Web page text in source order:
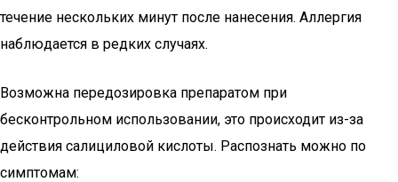
течение нескольких минут после нанесения. Аллергия
наблюдается в редких случаях.
Возможна передозировка препаратом при
бесконтрольном использовании, это происходит из-за
действия салициловой кислоты. Распознать можно по
симптомам: